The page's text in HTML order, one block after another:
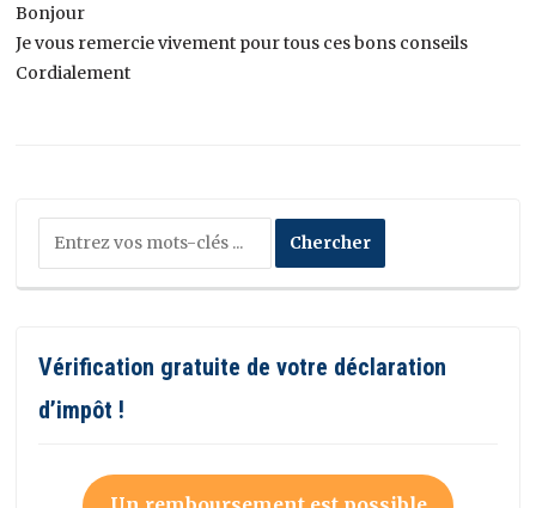
Bonjour
Je vous remercie vivement pour tous ces bons conseils
Cordialement
Vérification gratuite de votre déclaration
d’impôt !